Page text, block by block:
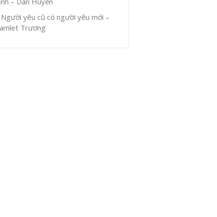
Người yêu cũ có người yêu mới –
Trương